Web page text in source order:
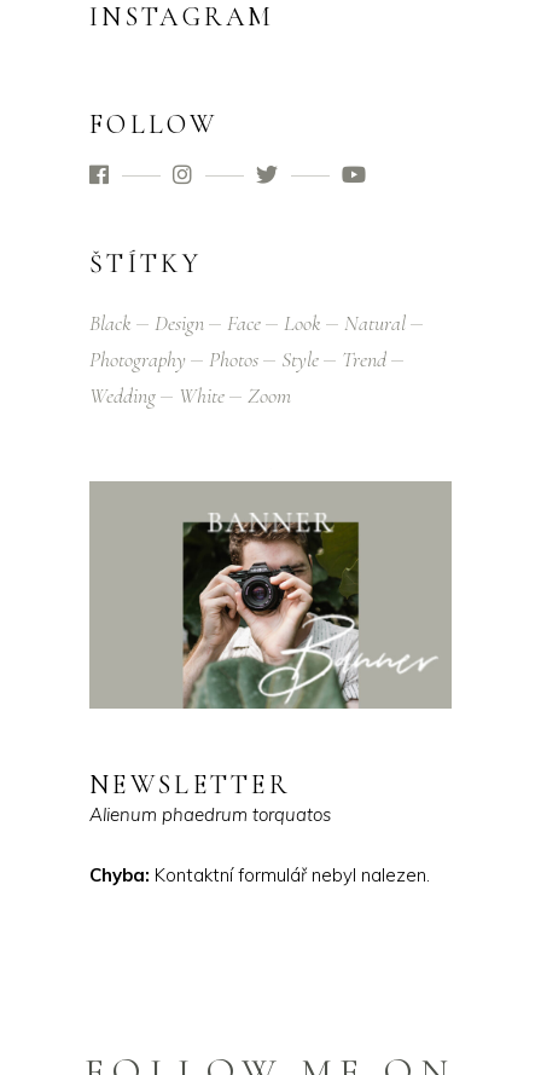
INSTAGRAM
FOLLOW
ŠTÍTKY
Black Design Face Look
Natural
Photography
Photos Style
Trend
Wedding
White Zoom
NEWSLETTER
Alienum phaedrum torquatos
Chyba: Kontaktní formulář nebyl nalezen.